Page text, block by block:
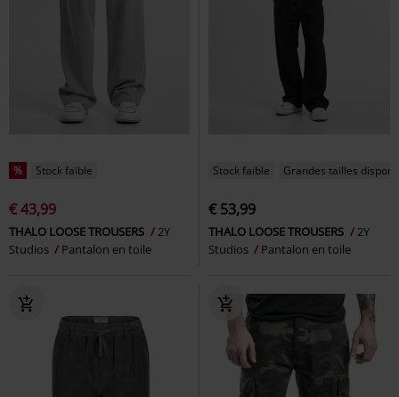
% Stock faible
€ 43,99
THALO LOOSE TROUSERS
2Y
Studios
Pantalon en toile
Stock faible Grandes tailles
€ 53,99
THALO LOOSE TROUSERS
2Y
Studios
Pantalon en toile